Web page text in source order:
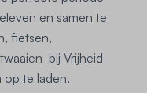
en samen te
fietsen,
bij Vrijheid
op te laden.